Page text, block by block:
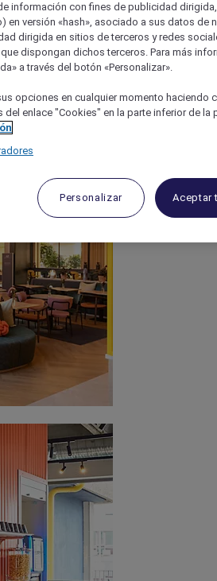
información con fines de publicidad
en versión «hash», asociado a sus datos de
dirigida en sitios de terceros y redes
dispongan dichos terceros. Para más
a través del botón «Personalizar».
opciones en cualquier momento haciendo
del enlace "Cookies" en la parte inferior de la
Personalizar Aceptar